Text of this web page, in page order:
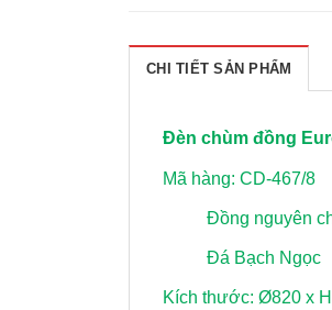
CHI TIẾT SẢN PHẨM
Đèn chùm đồng
Mã hàng: CD-467/8
Đồng nguyên
Đá Bạch Ngọc
Kích thước: Ø820 x